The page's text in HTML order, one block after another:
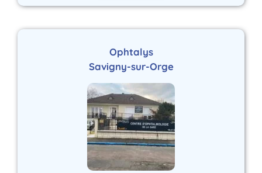
Ophtalys
Savigny-sur-Orge